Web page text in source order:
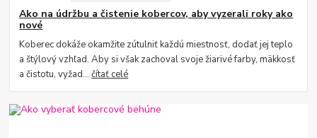
Ako na údržbu a čistenie kobercov, aby vyzerali roky ako
nové
Koberec dokáže okamžite zútulniť každú miestnosť, dodať jej teplo
a štýlový vzhľad. Aby si však zachoval svoje žiarivé farby, mäkkosť
a čistotu, vyžad...čítať celé